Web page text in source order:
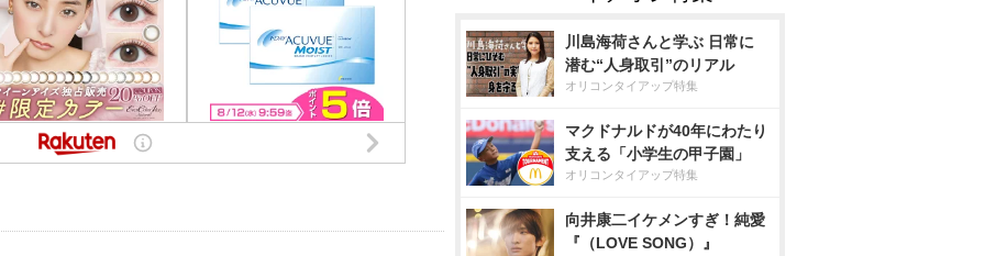
川島海荷さんと学ぶ 日常に
潜む“人身取引”のリアル
オリコンタイアップ特集
マクドナルドが40年にわたり
支える「小学生の甲子園」
オリコンタイアップ特集
向井康二イケメンすぎ！純愛
『（LOVE SONG）』